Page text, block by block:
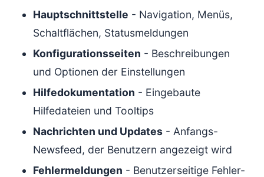
Hauptschnittstelle - Navigation, Menüs,
Schaltflächen, Statusmeldungen
Konfigurationsseiten - Beschreibungen
und Optionen der Einstellungen
Hilfedokumentation - Eingebaute
Hilfedateien und Tooltips
Nachrichten und Updates - Anfangs-
Newsfeed, der Benutzern angezeigt wird
Fehlermeldungen - Benutzerseitige Fehler-